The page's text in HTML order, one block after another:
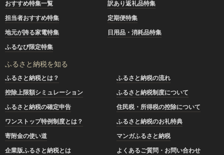
おすすめ特集一覧
訳あり返礼品特集
担当者おすすめ特集
定期便特集
地元が誇る家電特集
日用品・消耗品特集
ふるなび限定特集
ふるさと納税を知る
ふるさと納税とは？
ふるさと納税の流れ
控除上限額シミュレーション
ふるさと納税制度について
ふるさと納税の確定申告
住民税・所得税の控除について
ワンストップ特例制度とは？
ふるさと納税のお礼特典
寄附金の使い道
マンガふるさと納税
企業版ふるさと納税とは
よくあるご質問・お問い合わせ